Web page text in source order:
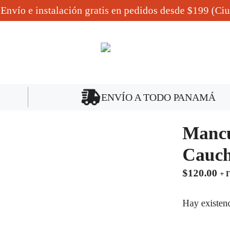
Envío e instalación gratis en pedidos desde $199
ENVÍO A TODO PANAMÁ
$120.00 +
Hay